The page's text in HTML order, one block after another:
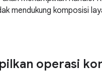
mendukung komposisi
operasi